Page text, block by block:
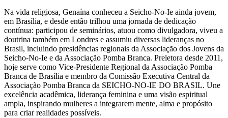
Na vida religiosa, Genaína conheceu a Seicho-No-Ie ainda jovem,
em Brasília, e desde então trilhou uma jornada de dedicação
contínua: participou de seminários, atuou como divulgadora, viveu a
doutrina também em Londres e assumiu diversas lideranças no
Brasil, incluindo presidências regionais da Associação dos Jovens da
Seicho-No-Ie e da Associação Pomba Branca. Preletora desde 2011,
hoje serve como Vice-Presidente Regional da Associação Pomba
Branca de Brasília e membro da Comissão Executiva Central da
Associação Pomba Branca da SEICHO-NO-IE DO BRASIL. Une
excelência acadêmica, liderança feminina e uma visão espiritual
ampla, inspirando mulheres a integrarem mente, alma e propósito
para criar realidades possíveis.